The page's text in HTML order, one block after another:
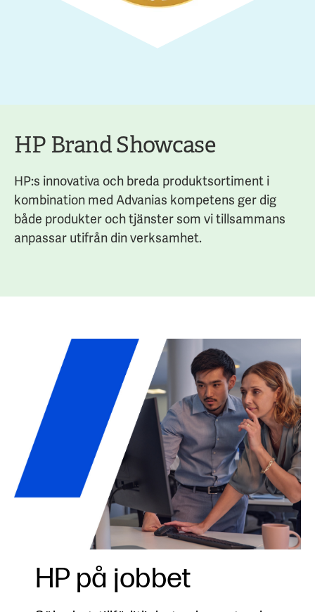
HP Brand Showcase
HP:s innovativa och breda produktsortiment i
kombination med Advanias kompetens ger dig
både produkter och tjänster som vi tillsammans
anpassar utifrån din verksamhet.